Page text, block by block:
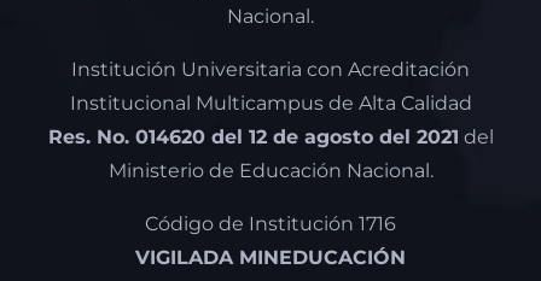
Nacional.
Institución Universitaria con Acreditación
Institucional Multicampus de Alta Calidad
Res. No. 014620 del 12 de agosto del 2021 del
Ministerio de Educación Nacional.
Código de Institución 1716
VIGILADA MINEDUCACIÓN